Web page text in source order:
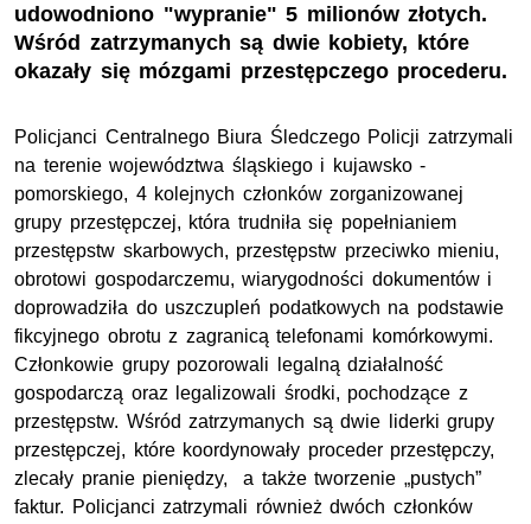
udowodniono "wypranie" 5 milionów złotych.
Wśród zatrzymanych są dwie kobiety, które
okazały się mózgami przestępczego procederu.
Policjanci Centralnego Biura Śledczego Policji zatrzymali
na terenie województwa śląskiego i kujawsko -
pomorskiego, 4 kolejnych członków zorganizowanej
grupy przestępczej, która trudniła się popełnianiem
przestępstw skarbowych, przestępstw przeciwko mieniu,
obrotowi gospodarczemu, wiarygodności dokumentów i
doprowadziła do uszczupleń podatkowych na podstawie
fikcyjnego obrotu z zagranicą telefonami komórkowymi.
Członkowie grupy pozorowali legalną działalność
gospodarczą oraz legalizowali środki, pochodzące z
przestępstw. Wśród zatrzymanych są dwie liderki grupy
przestępczej, które koordynowały proceder przestępczy,
zlecały pranie pieniędzy, a także tworzenie „pustych”
faktur. Policjanci zatrzymali również dwóch członków